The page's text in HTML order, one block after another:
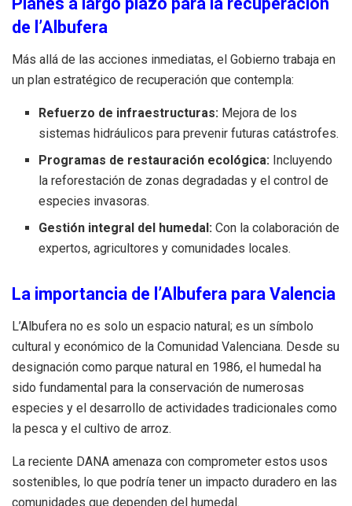
de l’Albufera
Más allá de las acciones inmediatas, el Gobierno trabaja en
un plan estratégico de recuperación que contempla:
Refuerzo de infraestructuras: Mejora de los
sistemas hidráulicos para prevenir futuras catástrofes.
Programas de restauración ecológica: Incluyendo
la reforestación de zonas degradadas y el control de
especies invasoras.
Gestión integral del humedal: Con la colaboración de
expertos, agricultores y comunidades locales.
La importancia de l’Albufera para Valencia
L’Albufera no es solo un espacio natural; es un símbolo
cultural y económico de la Comunidad Valenciana. Desde su
designación como parque natural en 1986, el humedal ha
sido fundamental para la conservación de numerosas
especies y el desarrollo de actividades tradicionales como
la pesca y el cultivo de arroz.
La reciente DANA amenaza con comprometer estos usos
sostenibles, lo que podría tener un impacto duradero en las
comunidades que dependen del humedal.